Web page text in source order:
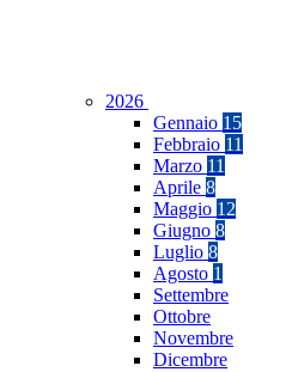
2026
Gennaio 15
Febbraio 11
Marzo 11
Aprile 8
Maggio 12
Giugno 8
Luglio 8
Agosto 1
Settembre
Ottobre
Novembre
Dicembre